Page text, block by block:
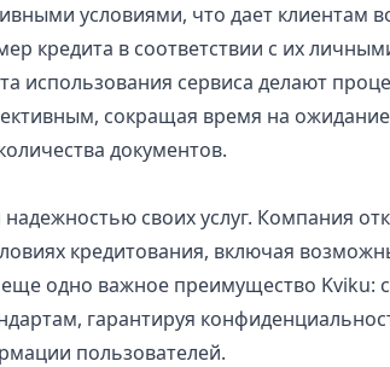
условиями, что дает клиентам
кредита в соответствии с их
использования сервиса делают
сокращая время на
документов.
своих услуг. Компания
кредитования, включая
одно важное преимущество Kviku:
гарантируя
пользователей.